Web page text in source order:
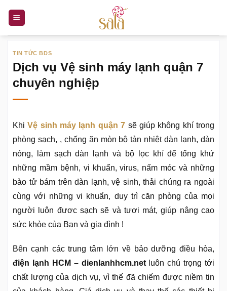
nội
TIN TỨC BDS
Dịch vụ Vệ sinh máy lạnh quận 7
chuyên nghiệp
KhiVệ sinh máy lạnh quận 7 sẽ giúp không khí trong
phòng sạch, , chống ăn mòn bộ tản nhiệt dàn lạnh, dàn
nóng, làm sạch dàn lạnh và bộ lọc khí để tống khứ
những mầm bệnh, vi khuẩn, virus, nấm móc và những
bào tử bám trên dàn lạnh, vệ sinh, thải chúng ra ngoài
cùng với những vi khuẩn, duy trì căn phòng của mọi
người luôn đươc sạch sẽ và tươi mát, giúp nâng cao
sức khỏe của Bạn và gia đình !
Bên cạnh các trung tâm lớn về bảo dưỡng điều hòa,
điện lạnh HCM – dienlanhhcm.netluôn chú trọng tới
chất lượng của dịch vụ, vì thế đã chiếm được niềm tin